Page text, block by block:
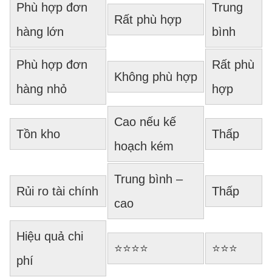
Phù hợp đơn
hàng lớn
Rất phù hợp
Trung
bình
Phù hợp đơn
hàng nhỏ
Không phù hợp
Rất phù
hợp
Tồn kho
Cao nếu kế
hoạch kém
Thấp
Rủi ro tài chính
Trung bình –
cao
Thấp
Hiệu quả chi
phí
⭐⭐⭐⭐ ⭐⭐⭐